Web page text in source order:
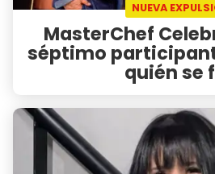
NUEVA
MasterChef
séptimo
quién se